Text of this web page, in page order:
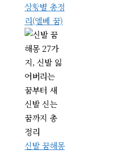
상황별 총정
리(엘베 꿈)
신발 꿈해몽